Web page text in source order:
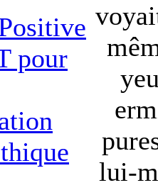
pour
lui-